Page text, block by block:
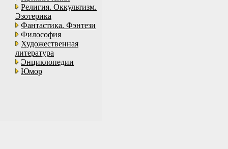
Религия. Оккультизм.
Эзотерика
Фантастика. Фэнтези
Философия
Художественная
литература
Энциклопедии
Юмор